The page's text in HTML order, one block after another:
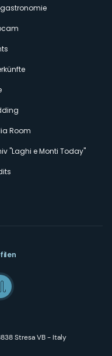
Room
"Laghi e Monti Today"
Stresa VB - Italy